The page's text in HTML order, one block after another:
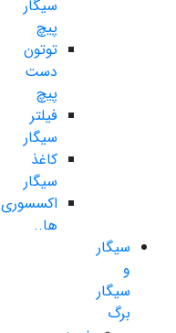
سیگار
پیچ
توتون
دست
پیچ
فیلتر
سیگار
کاغذ
سیگار
اکسسوری
ها..
سیگار
و
سیگار
برگ